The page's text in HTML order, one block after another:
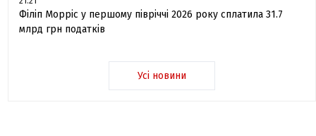
Філіп Морріс у першому півріччі 2026 року сплатила 31.7
млрд грн податків
Усі новини